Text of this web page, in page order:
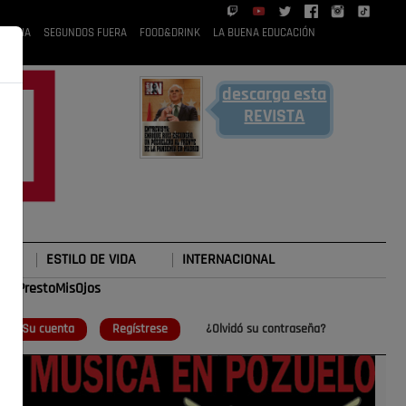
RUBIA SEGUNDOS FUERA FOOD&DRINK LA BUENA EDUCACIÓN
descarga esta
REVISTA
ESTILO DE VIDA INTERNACIONAL
Su cuenta Regístrese ¿Olvidó su contraseña?